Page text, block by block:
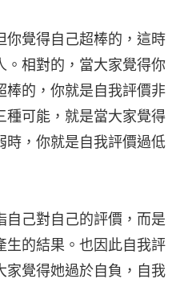
你覺得自己超棒的，這時
。相對的，當大家覺得你
棒的，你就是自我評價非
種可能，就是當大家覺得
時，你就是自我評價過低
自己對自己的評價，而是
生的結果。也因此自我評
家覺得她過於自負，自我